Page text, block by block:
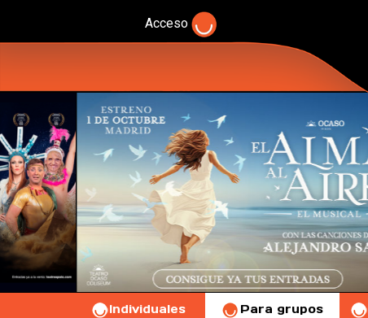
Acceso
Individuales Para grupos